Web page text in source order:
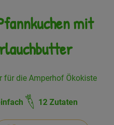
mit
für die Amperhof Ökokiste
12 Zutaten